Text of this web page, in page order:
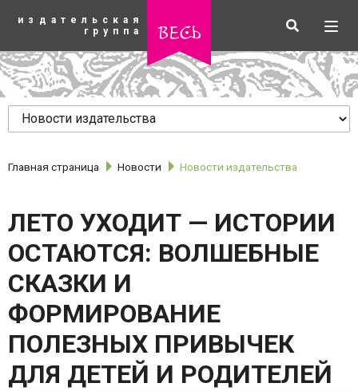
основному
издательская
группа
весь Искать
рубрики
Главная страница Новости Новости издательства
ЛЕТО УХОДИТ — ИСТОРИИ
ОСТАЮТСЯ: ВОЛШЕБНЫЕ
СКАЗКИ И
ФОРМИРОВАНИЕ
ПОЛЕЗНЫХ ПРИВЫЧЕК
ДЛЯ ДЕТЕЙ И РОДИТЕЛЕЙ